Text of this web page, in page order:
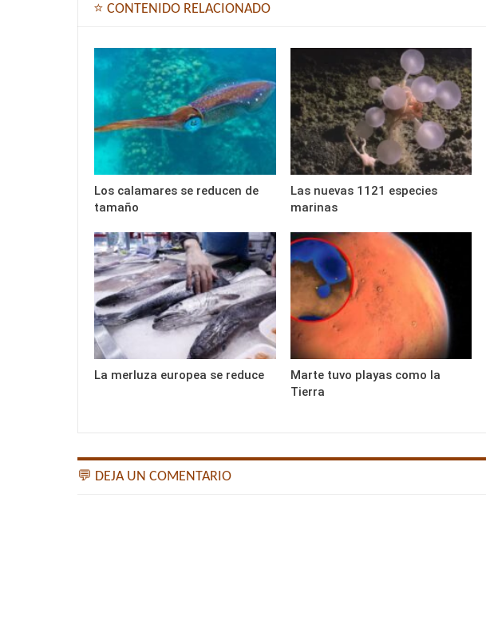
⭐ CONTENIDO RELACIONADO
Los calamares se reducen de
tamaño
Las nuevas 1121 especies
marinas
La merluza europea se reduce
Marte tuvo playas como la
Tierra
💬 DEJA UN COMENTARIO